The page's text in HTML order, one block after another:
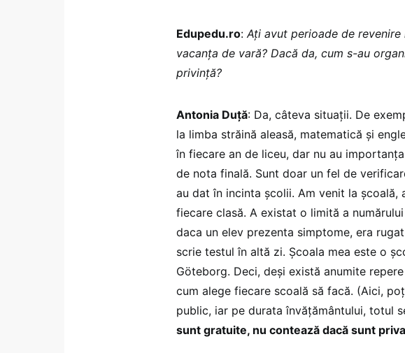
Edupedu.ro:Ați avut perioade de
vacanța de vară? Dacă da, cum s-au
privință?
Antonia Duță: Da, câteva situații. De
la limba străină aleasă, matematică și
în fiecare an de liceu, dar nu au
de nota finală. Sunt doar un fel de
au dat în incinta școlii. Am venit la
fiecare clasă. A existat o limită a
daca un elev prezenta simptome, era
scrie testul în altă zi. Școala mea este o
Göteborg. Deci, deși există anumite
cum alege fiecare scoală să facă. (Aici,
public, iar pe durata învățământului, totul
sunt gratuite, nu contează dacă sunt